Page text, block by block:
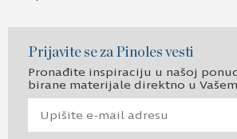
Prijavite se za Pinoles vesti
Pronađite inspiraciju u našoj
birane materijale direktno u